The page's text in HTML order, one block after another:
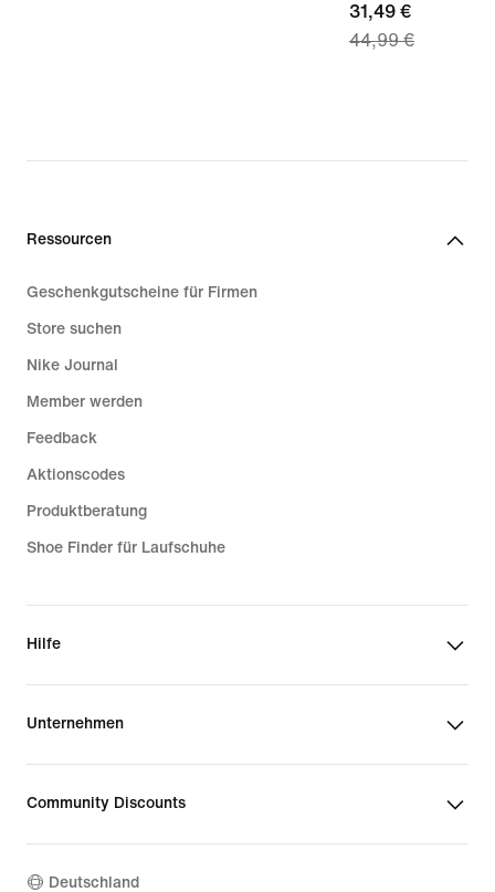
current
price
44,99 €
31,49 €
44,99 €
Ressourcen
Geschenkgutscheine für Firmen
Store suchen
Nike Journal
Member werden
Feedback
Aktionscodes
Produktberatung
Shoe Finder für Laufschuhe
Hilfe
Unternehmen
Community Discounts
Deutschland